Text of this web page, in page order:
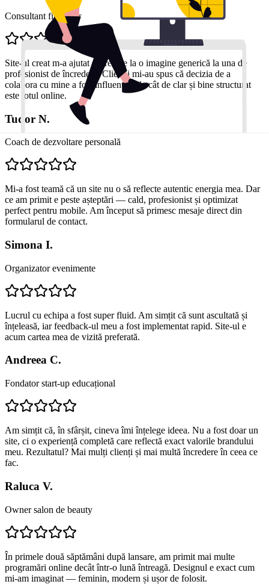
Consultant financiar
Site-ul creat m-a ajutat să trec de la o imagine generică la una de
profesionist de încredere. Clienții mi-au spus că decizia de a
colabora cu mine a fost influențată de cât de clar și bine structurat
este totul online.
Tudor N.
Coach de dezvoltare personală
Mi-a fost teamă că un site nu o să reflecte autentic energia mea. Dar
ce am primit e peste așteptări — cald, profesionist și optimizat
perfect pentru mobile. Am început să primesc mesaje direct din
formularul de contact.
Simona I.
Organizator evenimente
Lucrul cu echipa a fost super fluid. Am simțit că sunt ascultată și
înțeleasă, iar feedback-ul meu a fost implementat rapid. Site-ul e
acum cartea mea de vizită preferată.
Andreea C.
Fondator start-up educațional
Am simțit că, în sfârșit, cineva îmi înțelege ideea. Nu a fost doar un
site, ci o experiență completă care reflectă exact valorile brandului
meu. Rezultatul? Mai mulți clienți și mai multă încredere în ceea ce
fac.
Raluca V.
Owner salon de beauty
În primele două săptămâni după lansare, am primit mai multe
programări online decât într-o lună întreagă. Designul e exact cum
mi-am imaginat — feminin, modern și ușor de folosit.